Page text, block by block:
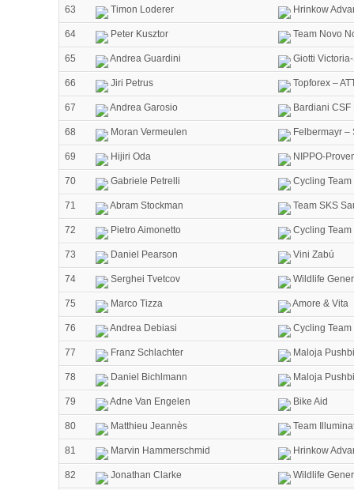
63 Timon Loderer Hrinkow
64 Peter Kusztor Team Novo
65 Andrea Guardini Giotti
66 Jiri Petrus Topforex –
67 Andrea Garosio Bardiani CSF
68 Moran Vermeulen Felbermayr –
69 Hijiri Oda NIPPO-
70 Gabriele Petrelli Cycling Team
71 Abram Stockman Team SKS
72 Pietro Aimonetto Cycling Team
73 Daniel Pearson Vini Zabú
74 Serghei Tvetcov Wildlife
75 Marco Tizza Amore & Vita
76 Andrea Debiasi Cycling Team
77 Franz Schlachter Maloja
78 Daniel Bichlmann Maloja
79 Adne Van Engelen Bike Aid
80 Matthieu Jeannès Team
81 Marvin Hammerschmid Hrinkow
82 Jonathan Clarke Wildlife